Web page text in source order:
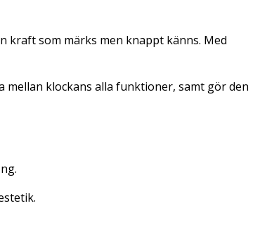
kraft som märks men knappt känns. Med
klockans alla funktioner, samt gör den